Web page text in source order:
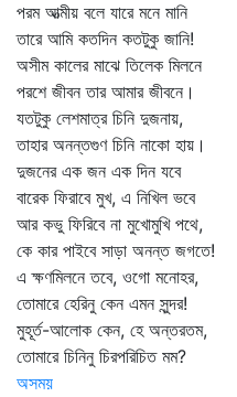
পরম আত্মীয় বলে যারে মনে মানি
তারে আমি কতদিন কতটুকু জানি!
অসীম কালের মাঝে তিলেক মিলনে
পরশে জীবন তার আমার জীবনে।
যতটুকু লেশমাত্র চিনি দুজনায়,
তাহার অনন্তগুণ চিনি নাকো হায়।
দুজনের এক জন এক দিন যবে
বারেক ফিরাবে মুখ, এ নিখিল ভবে
আর কভু ফিরিবে না মুখোমুখি পথে,
কে কার পাইবে সাড়া অনন্ত জগতে!
এ ক্ষণমিলনে তবে, ওগো মনোহর,
তোমারে হেরিনু কেন এমন সুন্দর!
মুহূর্ত-আলোক কেন, হে অন্তরতম,
তোমারে চিনিনু চিরপরিচিত মম?
অসময়